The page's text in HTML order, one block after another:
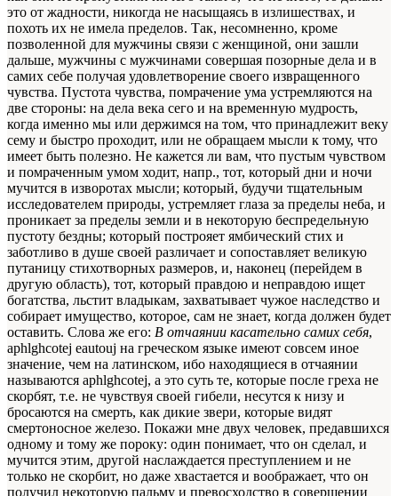
это от жадности, никогда не насыщаясь в излишествах, и
похоть их не имела пределов. Так, несомненно, кроме
позволенной для мужчины связи с женщиной, они зашли
дальше, мужчины с мужчинами совершая позорные дела и в
самих себе получая удовлетворение своего извращенного
чувства. Пустота чувства, помрачение ума устремляются на
две стороны: на дела века сего и на временную мудрость,
когда именно мы или держимся на том, что принадлежит веку
сему и быстро проходит, или не обращаем мысли к тому, что
имеет быть полезно. Не кажется ли вам, что пустым чувством
и помраченным умом ходит, напр., тот, который дни и ночи
мучится в изворотах мысли; который, будучи тщательным
исследователем природы, устремляет глаза за пределы неба, и
проникает за пределы земли и в некоторую беспредельную
пустоту бездны; который построяет ямбический стих и
заботливо в душе своей различает и сопоставляет великую
путаницу стихотворных размеров, и, наконец (перейдем в
другую область), тот, который правдою и неправдою ищет
богатства, льстит владыкам, захватывает чужое наследство и
собирает имущество, которое, сам не знает, когда должен будет
оставить. Слова же его: В отчаянии касательно самих себя,
aphlghcotej eautouj на греческом языке имеют совсем иное
значение, чем на латинском, ибо находящиеся в отчаянии
называются aphlghcotej, а это суть те, которые после греха не
скорбят, т.е. не чувствуя своей гибели, несутся к низу и
бросаются на смерть, как дикие звери, которые видят
смертоносное железо. Покажи мне двух человек, предавшихся
одному и тому же пороку: один понимает, что он сделал, и
мучится этим, другой наслаждается преступлением и не
только не скорбит, но даже хвастается и воображает, что он
получил некоторую пальму и превосходство в совершении